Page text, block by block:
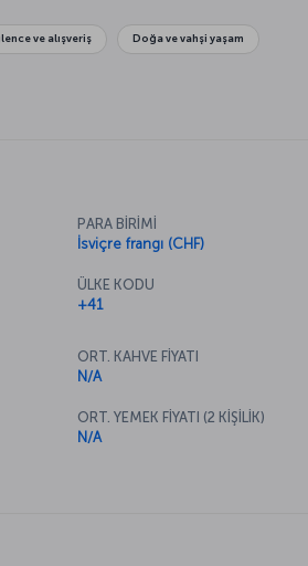
ve alışveriş Doğa ve vahşi yaşam
PARA BİRİMİ
İsviçre frangı (CHF)
ÜLKE KODU
+41
ORT. KAHVE FİYATI
N/A
ORT. YEMEK FİYATI (2 KİŞİLİK)
N/A